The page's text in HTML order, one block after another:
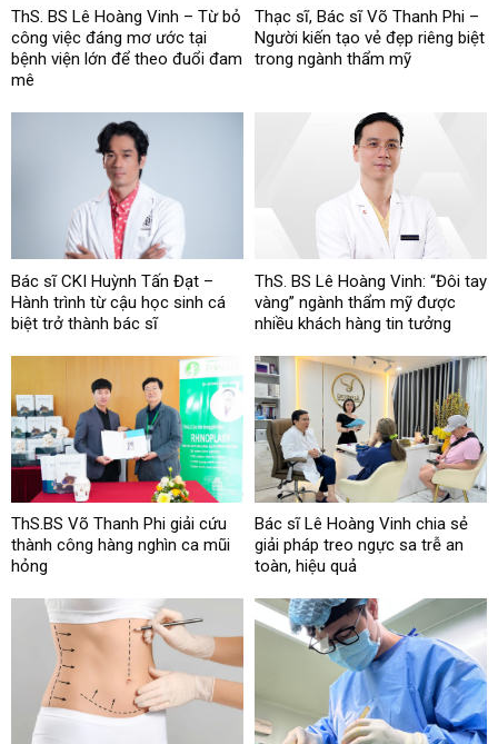
ThS. BS Lê Hoàng Vinh – Từ bỏ
công việc đáng mơ ước tại
bệnh viện lớn để theo đuổi đam
mê
Thạc sĩ, Bác sĩ Võ Thanh Phi –
Người kiến tạo vẻ đẹp riêng biệt
trong ngành thẩm mỹ
Bác sĩ CKI Huỳnh Tấn Đạt –
Hành trình từ cậu học sinh cá
biệt trở thành bác sĩ
ThS. BS Lê Hoàng Vinh: “Đôi tay
vàng” ngành thẩm mỹ được
nhiều khách hàng tin tưởng
ThS.BS Võ Thanh Phi giải cứu
thành công hàng nghìn ca mũi
hỏng
Bác sĩ Lê Hoàng Vinh chia sẻ
giải pháp treo ngực sa trễ an
toàn, hiệu quả